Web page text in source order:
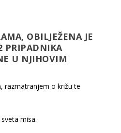
OBILJEŽENA JE
PRIPADNIKA
U NJIHOVIM
razmatranjem o križu te
misa.